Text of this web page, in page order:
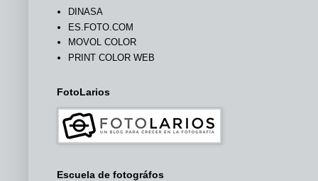
DINASA
ES.FOTO.COM
MOVOL COLOR
PRINT COLOR WEB
FotoLarios
Escuela de fotográfos